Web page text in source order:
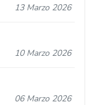
13 Marzo 2026
10 Marzo 2026
06 Marzo 2026